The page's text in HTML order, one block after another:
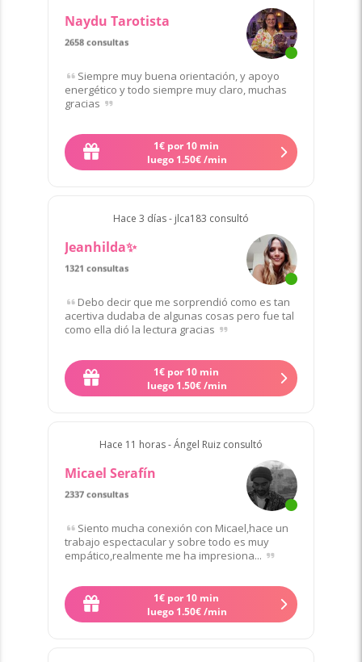
Naydu Tarotista
2658 consultas
de 16 clientes
Siempre muy buena orientación, y apoyo
energético y todo siempre muy claro, muchas
gracias
Quiero contactar a Naydu
1€ por 10 min
luego 1.50€/min
Hace 3 días - jlca183 consultó
Jeanhilda✨
1321 consultas
de 6 clientes
Debo decir que me sorprendió como es tan
acertiva dudaba de algunas cosas pero fue tal
como ella dió la lectura gracias
Quiero contactar a Jeanhilda✨
1€ por 10 min
luego 1.50€/min
Hace 11 horas - Ángel Ruiz consultó
Micael Serafín
2337 consultas
de 42 clientes
Siento mucha conexión con Micael,hace un
trabajo espectacular y sobre todo es muy
empático,realmente me ha impresiona...
Quiero contactar a Micael
1€ por 10 min
luego 1.50€/min